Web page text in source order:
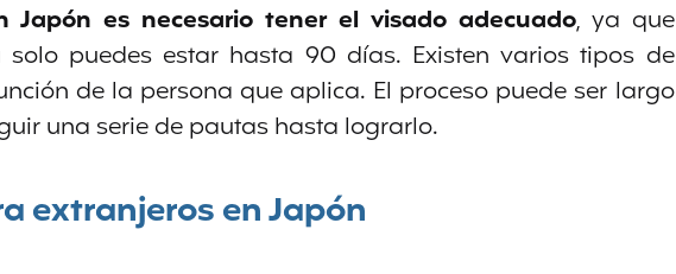
Japón es necesario tener el visado adecuado, ya que
solo puedes estar hasta 90 días. Existen varios tipos de
de la persona que aplica. El proceso puede ser largo
una serie de pautas hasta lograrlo.
extranjeros en Japón